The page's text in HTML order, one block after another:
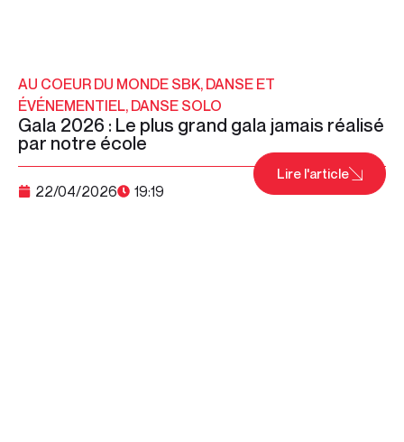
AU COEUR DU MONDE SBK, DANSE ET
ÉVÉNEMENTIEL, DANSE SOLO
Gala 2026 : Le plus grand gala jamais réalisé
par notre école
22/04/2026 19:19
Lire l'article